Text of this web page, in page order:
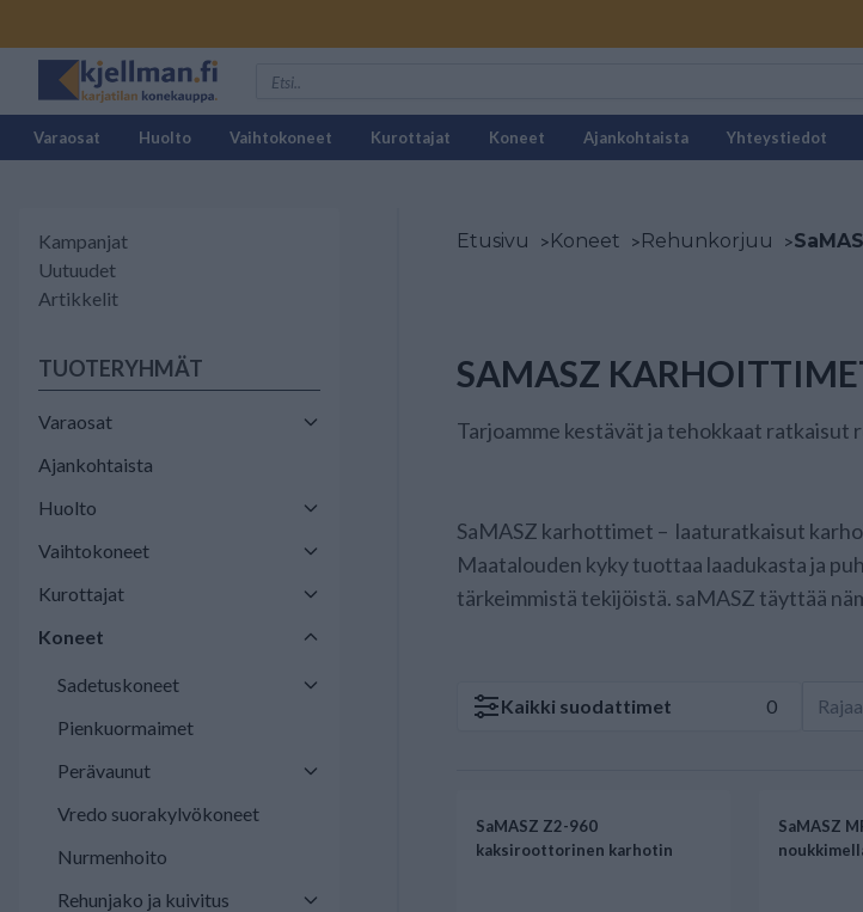
Varaosat Huolto Vaihtokoneet Kurottajat Koneet Ajankohtaista Yhteystiedot
Kampanjat
Uutuudet
Artikkelit
TUOTERYHMÄT
Varaosat
Ajankohtaista
Huolto
Vaihtokoneet
Kurottajat
Koneet
Sadetuskoneet
Pienkuormaimet
Perävaunut
Vredo suorakylvökoneet
Nurmenhoito
Rehunjako ja kuivitus
Etusivu >Koneet >Rehunkorjuu >
SAMASZ
Tarjoamme kestävät ja tehokkaat ratkaisut
SaMASZ karhottimet – laaturatkaisut
Maatalouden kyky tuottaa laadukasta ja
tärkeimmistä tekijöistä. saMASZ täyttää
Kaikki suodattimet 0
SaMASZ Z2-960
kaksiroottorinen karhotin
SaMASZ